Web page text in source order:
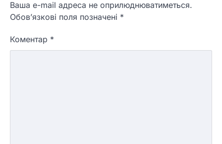
Ваша e-mail адреса не оприлюднюватиметься.
Обов’язкові поля позначені *
Коментар *